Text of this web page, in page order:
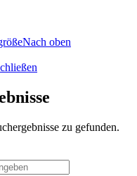
Nach oben
zu gefunden.